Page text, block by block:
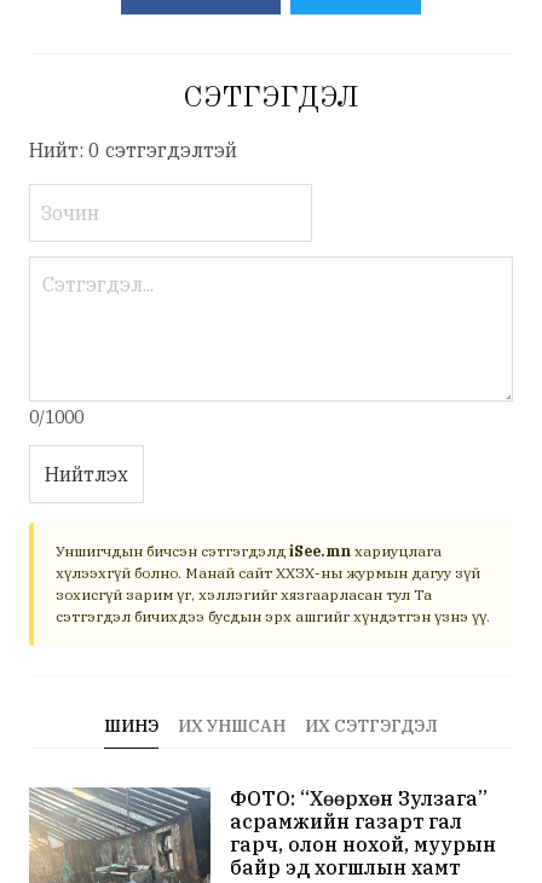
СЭТГЭГДЭЛ
Нийт: 0 сэтгэгдэлтэй
0/1000
Нийтлэх
Уншигчдын бичсэн сэтгэгдэлд iSee.mn хариуцлага
хүлээхгүй болно. Манай сайт ХХЗХ-ны журмын дагуу зүй
зохисгүй зарим үг, хэллэгийг хязгаарласан тул Та
сэтгэгдэл бичихдээ бусдын эрх ашгийг хүндэтгэн үзнэ үү.
ШИНЭ ИХ УНШСАН ИХ СЭТГЭГДЭЛ
ФОТО: “Хөөрхөн Зулзага”
асрамжийн газарт гал
гарч, олон нохой, муурын
байр эд хогшлын хамт